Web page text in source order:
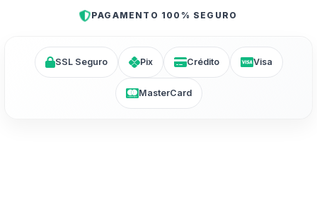
PAGAMENTO 100% SEGURO
SSL Seguro Pix Crédito Visa
MasterCard